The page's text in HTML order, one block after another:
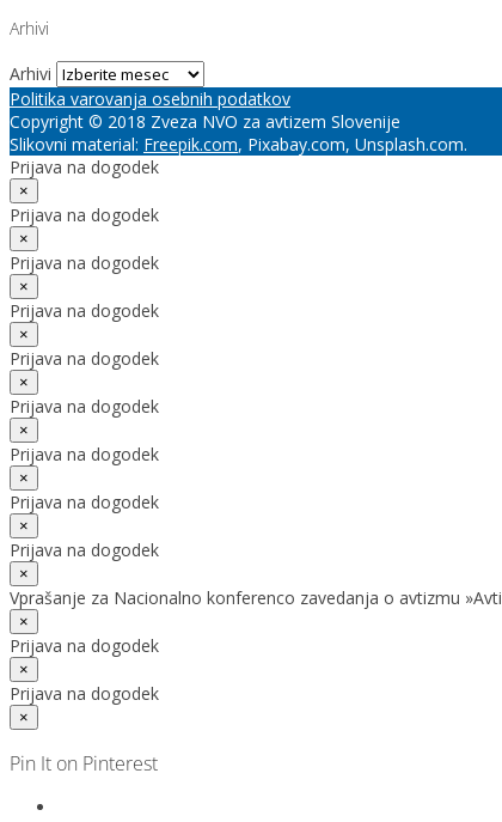
Arhivi
Arhivi
Politika varovanja osebnih podatkov
Copyright © 2018 Zveza NVO za avtizem Slovenije
Slikovni material: Freepik.com, Pixabay.com, Unsplash.com.
Prijava na dogodek
×
Prijava na dogodek
×
Prijava na dogodek
×
Prijava na dogodek
×
Prijava na dogodek
×
Prijava na dogodek
×
Prijava na dogodek
×
Prijava na dogodek
×
Prijava na dogodek
×
Vprašanje za Nacionalno konferenco zavedanja o avtizmu
×
Prijava na dogodek
×
Prijava na dogodek
×
Pin It on Pinterest